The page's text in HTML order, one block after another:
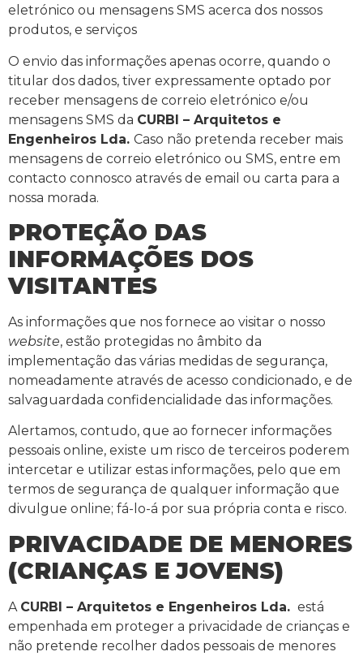
eletrónico ou mensagens SMS acerca dos nossos
produtos, e serviços
O envio das informações apenas ocorre, quando o
titular dos dados, tiver expressamente optado por
receber mensagens de correio eletrónico e/ou
mensagens SMS da CURBI – Arquitetos e
Engenheiros Lda. Caso não pretenda receber mais
mensagens de correio eletrónico ou SMS, entre em
contacto connosco através de email ou carta para a
nossa morada.
PROTEÇÃO DAS
INFORMAÇÕES DOS
VISITANTES
As informações que nos fornece ao visitar o nosso
website, estão protegidas no âmbito da
implementação das várias medidas de segurança,
nomeadamente através de acesso condicionado, e de
salvaguardada confidencialidade das informações.
Alertamos, contudo, que ao fornecer informações
pessoais online, existe um risco de terceiros poderem
intercetar e utilizar estas informações, pelo que em
termos de segurança de qualquer informação que
divulgue online; fá-lo-á por sua própria conta e risco.
PRIVACIDADE DE MENORES
(CRIANÇAS E JOVENS)
A CURBI – Arquitetos e Engenheiros Lda. está
empenhada em proteger a privacidade de crianças e
não pretende recolher dados pessoais de menores